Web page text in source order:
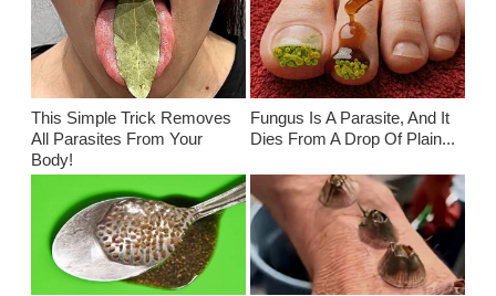
This Simple Trick Removes
All Parasites From Your
Body!
Fungus Is A Parasite, And It
Dies From A Drop Of Plain...